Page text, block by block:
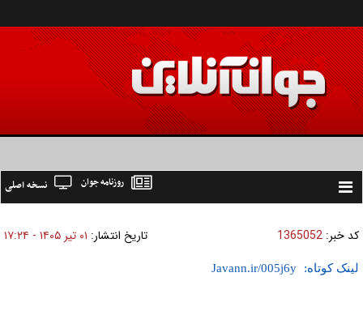
Toggle
نسخه اصلی روزنامه جوان
کد خبر: 1365052 تاریخ انتشار: ۰۱ تير ۱۴۰۵ - ۱۷:۲۴
لینک کوتاه: